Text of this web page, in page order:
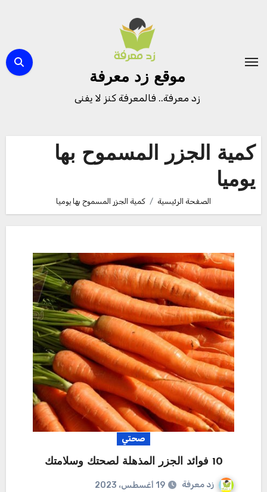
موقع زد معرفة
زد معرفة.. فالمعرفة كنز لا يفنى
كمية الجزر المسموح بها
يوميا
الصفحة الرئيسية كمية الجزر المسموح بها يوميا
صحتي
10 فوائد الجزر المذهلة لصحتك وسلامتك
زد معرفة
19 أغسطس، 2023